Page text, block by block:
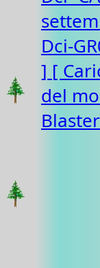
Dci-
] [
del